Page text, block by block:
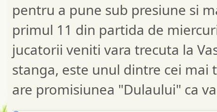
pentru a pune sub presiune si
primul 11 din partida de
jucatorii veniti vara trecuta la
stanga, este unul dintre cei
are promisiunea "Dulaului" ca